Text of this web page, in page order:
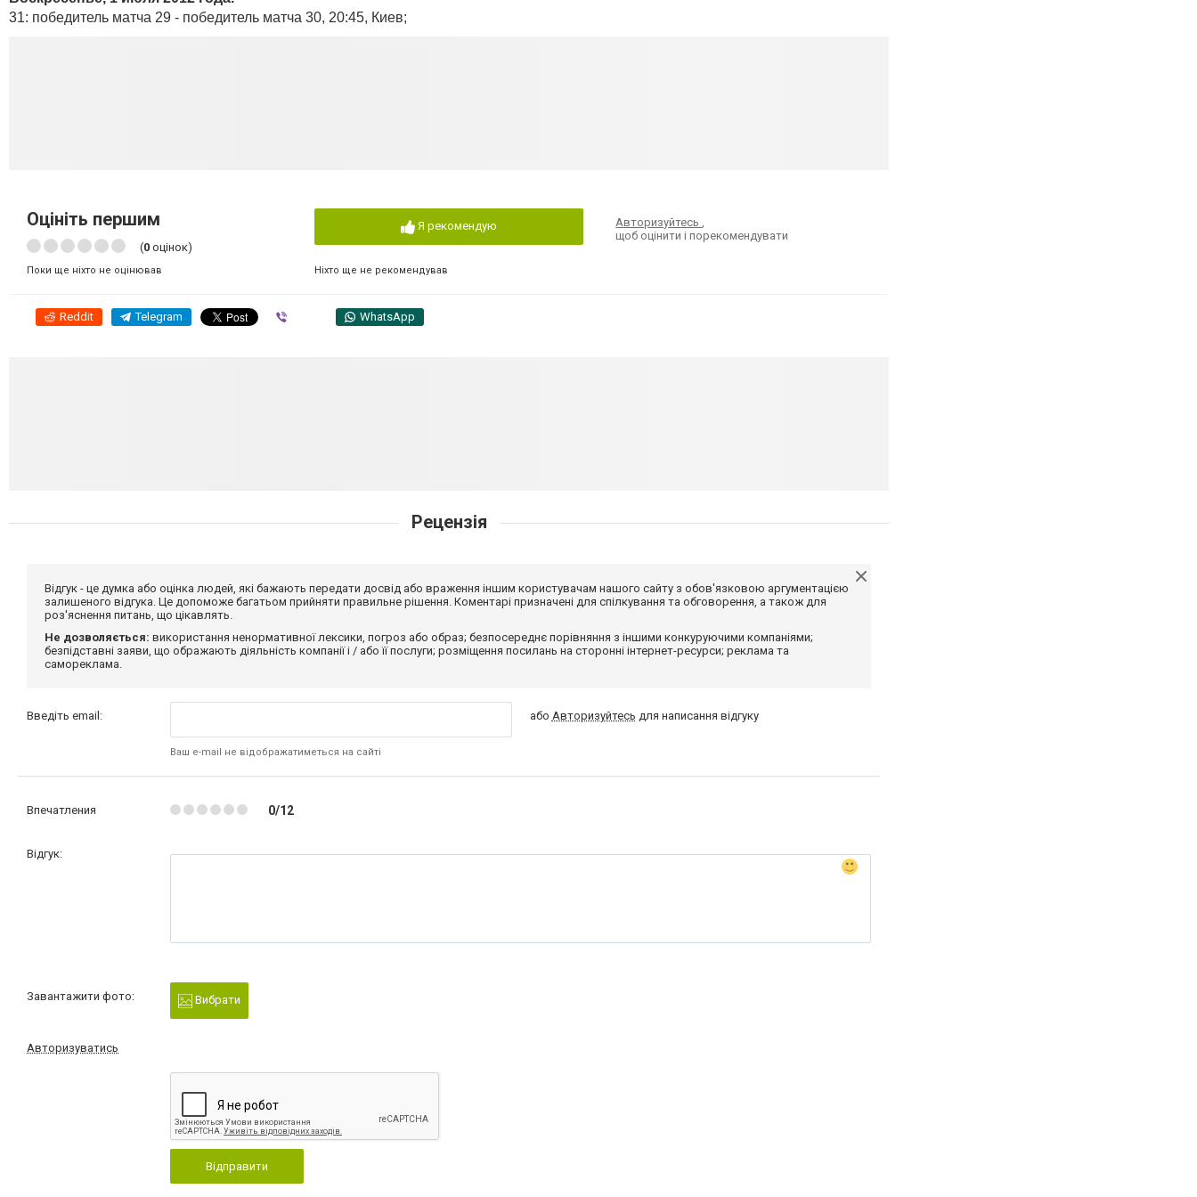
31: победитель матча 29 - победитель матча 30, 20:45, Киев;
Оцініть першим
(0 оцінок)
Поки ще ніхто не оцінював
Я рекомендую
Ніхто ще не рекомендував
Авторизуйтесь,
щоб оцінити і порекомендувати
Reddit Telegram WhatsApp
Рецензія
Відгук - це думка або оцінка людей, які бажають передати досвід або враження іншим користувачам нашого сайту з обов'язковою аргументацією
залишеного відгука. Це допоможе багатьом прийняти правильне рішення. Коментарі призначені для спілкування та обговорення, а також для
роз'яснення питань, що цікавлять.
Не дозволяється: використання ненормативної лексики, погроз або образ; безпосереднє порівняння з іншими конкуруючими компаніями;
безпідставні заяви, що ображають діяльність компанії і / або її послуги; розміщення посилань на сторонні інтернет-ресурси; реклама та
самореклама.
Введіть email:
Ваш e-mail не відображатиметься на сайті
або Авторизуйтесь для написання відгуку
Впечатления 0/12
Відгук:
Завантажити фото: Вибрати
Авторизуватись
Відправити